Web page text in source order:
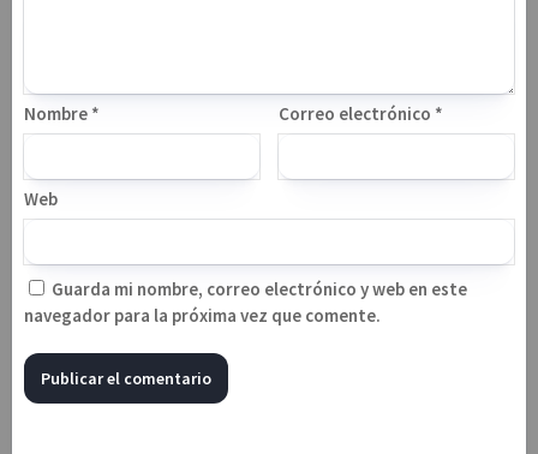
Nombre * Correo electrónico *
Web
Guarda mi nombre, correo electrónico y web en este
navegador para la próxima vez que comente.